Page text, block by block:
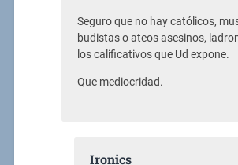
Seguro que no hay católicos,
budistas o ateos asesinos,
los calificativos que Ud expone.
Que mediocridad.
Ironics